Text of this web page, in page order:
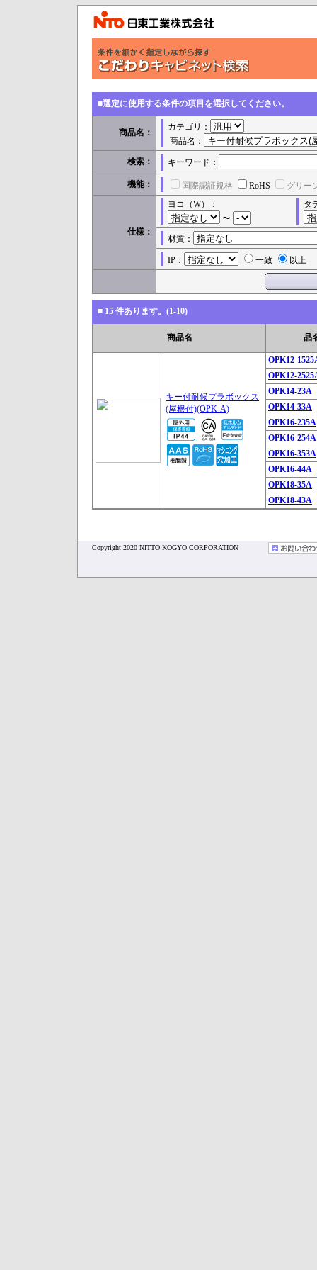
■選定に使用する条件の項目を選択してください。
商品名：
カテゴリ：
商品名：
検索： キーワード：
機能： 国際認証規格 RoHS グリー
仕様：
ヨコ（W）：
〜
タ
材質：
IP： 一致 以上
■ 15 件あります。(1-10)
商品名 品
キー付耐候プラボックス
(屋根付)(OPK-A)
OPK12-
OPK12-
OPK14-23A
OPK14-33A
OPK16-235A
OPK16-254A
OPK16-353A
OPK16-44A
OPK18-35A
OPK18-43A
Copyright 2020 NITTO KOGYO CORPORATION